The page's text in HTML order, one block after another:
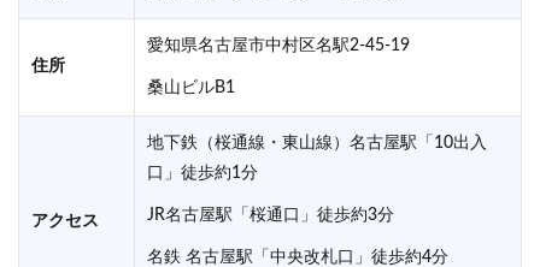
住所
愛知県名古屋市中村区名駅2-45-19
桑山ビルB1
アクセス
地下鉄（桜通線・東山線）名古屋駅「10出入
口」徒歩約1分
JR名古屋駅「桜通口」徒歩約3分
名鉄 名古屋駅「中央改札口」徒歩約4分